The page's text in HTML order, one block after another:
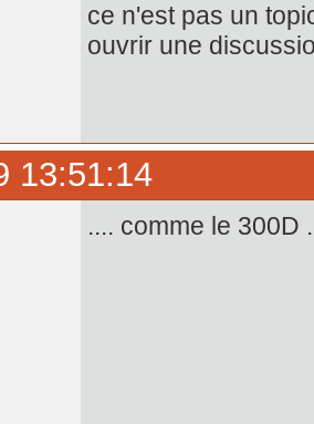
ce n'est pas un
ouvrir une
13:51:14
.... comme le 300D